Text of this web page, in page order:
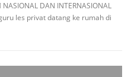
DAN INTERNASIONAL
les privat datang ke rumah di